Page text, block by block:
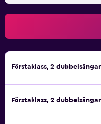
Förstaklass, 2 dubbelsängar
Förstaklass, 2 dubbelsängar